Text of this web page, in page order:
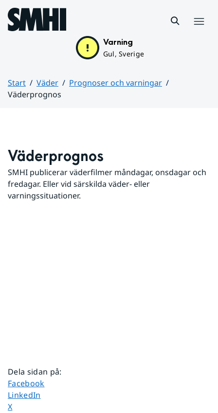
Hoppa till sidans innehåll
Varning
Gul, Sverige
Start Väder
Prognoser och varningar
Väderprognos
Väderprognos
SMHI publicerar väderfilmer måndagar, onsdagar och
fredagar. Eller vid särskilda väder- eller
varningssituationer.
Dela sidan på:
Dela sidan på
Facebook
Dela sidan på
LinkedIn
Dela sidan på
X